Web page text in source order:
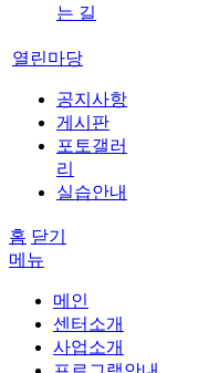
는 길
열린마당
공지사항
게시판
포토갤러
리
실습안내
홈 닫기
메뉴
메인
센터소개
사업소개